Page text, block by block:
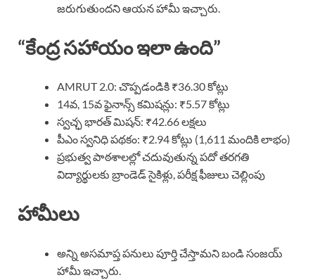
జరుగుతుందని ఆయన హామీ ఇచ్చారు.
“కేంద్ర సహాయం ఇలా ఉంది”
AMRUT 2.0: చొప్పడండికి ₹36.30 కోట్లు
14వ, 15వ ఫైనాన్స్ కమిషన్లు: ₹5.57 కోట్లు
స్వచ్ఛ భారత్ మిషన్: ₹42.66 లక్షలు
పీఎం స్వనిధి పథకం: ₹2.94 కోట్లు (1,611 మందికి లాభం)
ప్రభుత్వ పాఠశాలల్లో చదువుతున్న పదో తరగతి
విద్యార్థులకు బ్రాండెడ్ సైకిళ్లు, పరీక్ష ఫీజులు చెల్లింపు
హామీలు
అన్ని అసమాప్త పనులు పూర్తి చేస్తామని బండి సంజయ్
హామీ ఇచ్చారు.